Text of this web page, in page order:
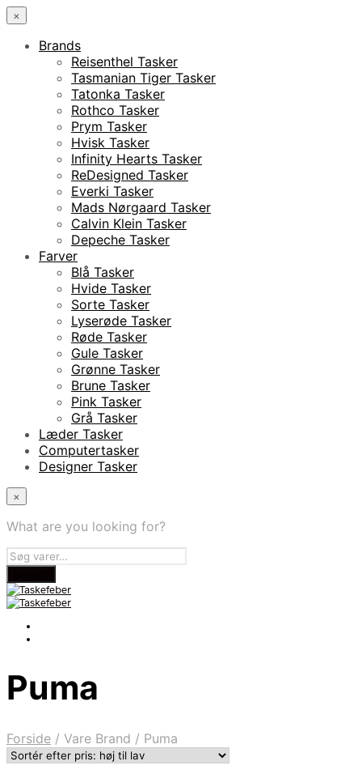
×
Brands
Reisenthel Tasker
Tasmanian Tiger Tasker
Tatonka Tasker
Rothco Tasker
Prym Tasker
Hvisk Tasker
Infinity Hearts Tasker
ReDesigned Tasker
Everki Tasker
Mads Nørgaard Tasker
Calvin Klein Tasker
Depeche Tasker
Farver
Blå Tasker
Hvide Tasker
Sorte Tasker
Lyserøde Tasker
Røde Tasker
Gule Tasker
Grønne Tasker
Brune Tasker
Pink Tasker
Grå Tasker
Læder Tasker
Computertasker
Designer Tasker
×
What are you looking for?
Puma
Forside / Vare Brand / Puma